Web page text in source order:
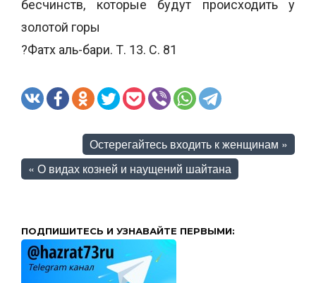
бесчинств, которые будут происходить у
золотой горы
?Фатх аль-бари. Т. 13. С. 81
Остерегайтесь входить к женщинам »
« О видах козней и наущений шайтана
ПОДПИШИТЕСЬ И УЗНАВАЙТЕ ПЕРВЫМИ: